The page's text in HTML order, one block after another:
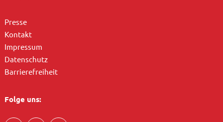
Presse
Kontakt
Impressum
Datenschutz
Barrierefreiheit
Folge uns: